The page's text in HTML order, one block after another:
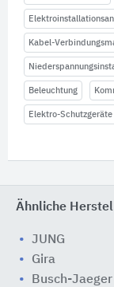
Kabel-
Beleuchtung
Elektro-Schutzgeräte
Ähnliche
JUNG
Gira
Busch-Jaeger